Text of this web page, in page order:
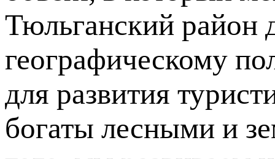
Тюльганский район
географическому
для развития
богаты лесными и